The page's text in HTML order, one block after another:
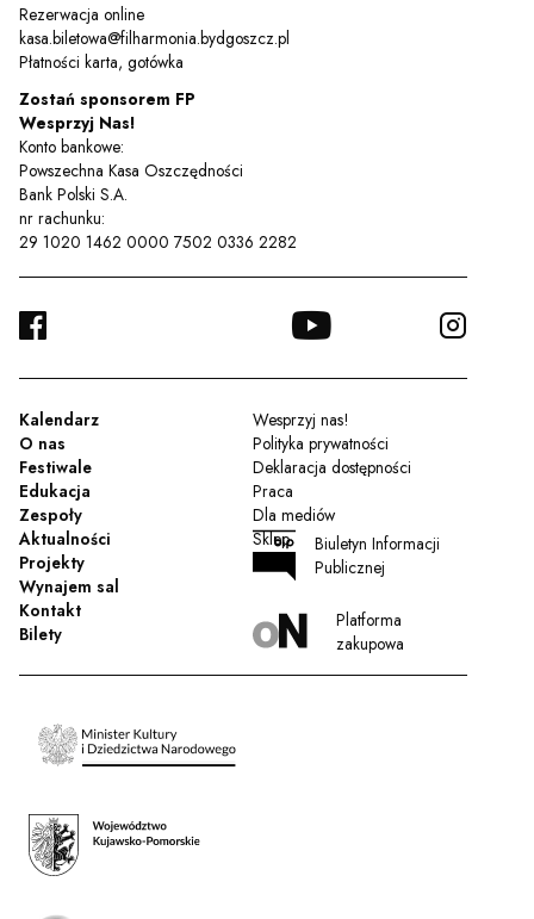
Rezerwacja online
kasa.biletowa@filharmonia.bydgoszcz.pl
Płatności karta, gotówka
Zostań sponsorem FP
Wesprzyj Nas!
Konto bankowe:
Powszechna Kasa Oszczędności
Bank Polski S.A.
nr rachunku:
29 1020 1462 0000 7502 0336 2282
FACEBOOK YOUTUBE
Kalendarz
O nas
Festiwale
Edukacja
Zespoły
Aktualności
Projekty
Wynajem sal
Kontakt
Bilety
Wesprzyj nas!
Polityka prywatności
Deklaracja dostępności
Praca
Dla mediów
Sklep
Biuletyn Informacji
Publicznej
Platforma
zakupowa